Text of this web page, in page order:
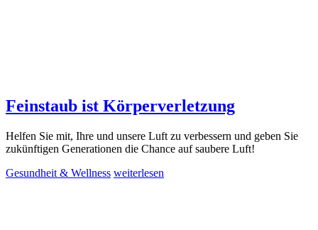
Feinstaub ist Körperverletzung
Helfen Sie mit, Ihre und unsere Luft zu verbessern und geben Sie
zukünftigen Generationen die Chance auf saubere Luft!
Gesundheit & Wellness weiterlesen